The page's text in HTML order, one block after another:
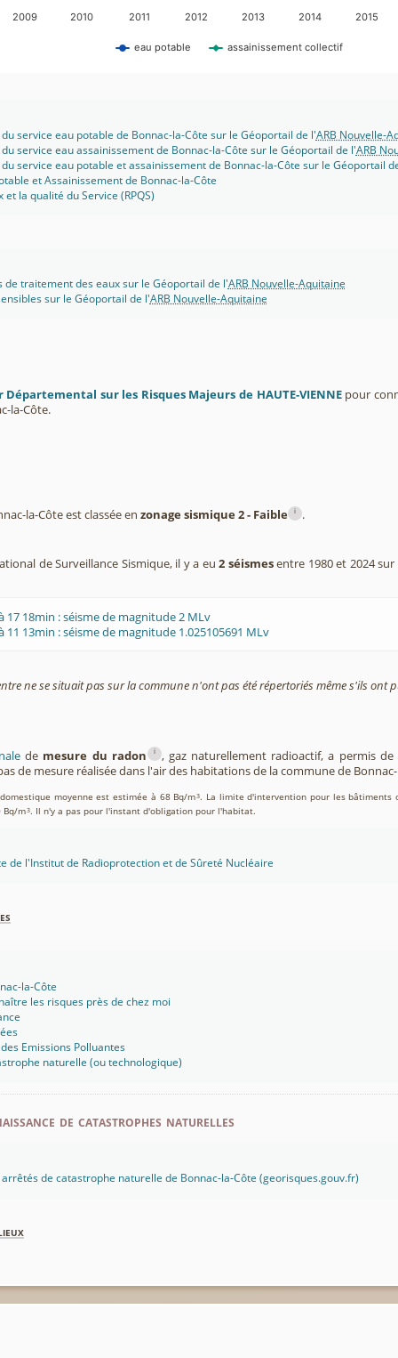
eau potable assainissement collectif
2009 2010 2011 2012 2013 2014 2015
service eau potable de Bonnac-la-Côte sur le Géoportail de l'ARB Nouvelle-
service eau assainissement de Bonnac-la-Côte sur le Géoportail de l'ARB
service eau potable et assainissement de Bonnac-la-Côte sur le Géoportail
et Assainissement de Bonnac-la-Côte
la qualité du Service (RPQS)
de traitement des eaux sur le Géoportail de l'ARB Nouvelle-Aquitaine
sur le Géoportail de l'ARB Nouvelle-Aquitaine
Départemental sur les Risques Majeurs de HAUTE-VIENNEpour
la-Côte.
la-Côte est classée en zonage sismique 2 - Faible i .
de Surveillance Sismique, il y a eu2 séismesentre 1980 et 2024
17 18min : séisme de magnitude 2 MLv
11 13min : séisme de magnitude 1.025105691 MLv
ne se situait pas sur la commune n'ont pas été répertoriés même s'ils ont
de mesure du radon i
, gaz naturellement radioactif, a permis
de mesure réalisée dans l'air des habitations de la commune de
moyenne est estimée à 68 Bq/m3. La limite d'intervention pour les bâtiments
Bq/m3. Il n'y a pas pour l'instant d'obligation pour l'habitat.
de l'Institut de Radioprotection et de Sûreté Nucléaire
la-Côte
les risques près de chez moi
Emissions Polluantes
naturelle (ou technologique)
de catastrophes naturelles
de catastrophe naturelle de Bonnac-la-Côte (georisques.gouv.fr)